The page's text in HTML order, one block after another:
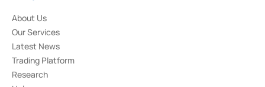
About Us
Our Services
Latest News
Trading Platform
Research